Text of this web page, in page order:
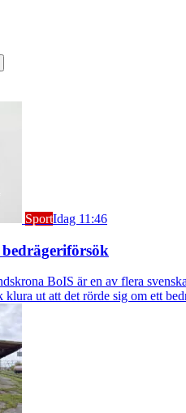
SportIdag 11:46
BoIS är en av flera
ut att det rörde sig om ett